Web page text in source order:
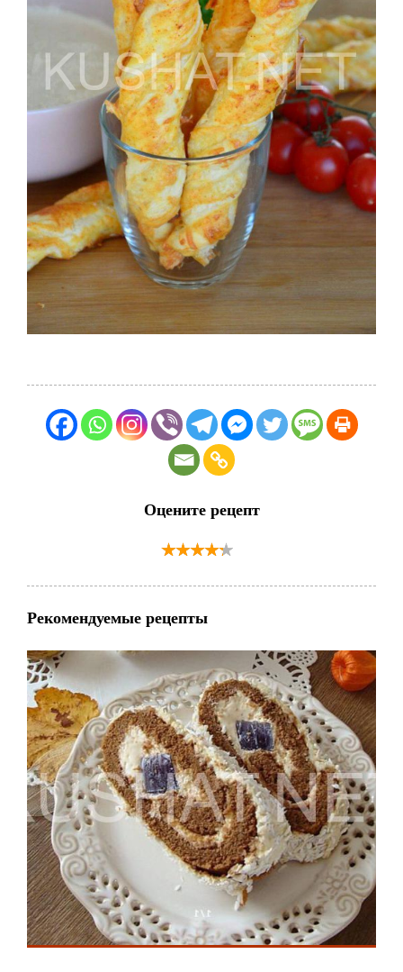
Оцените рецепт
Рекомендуемые рецепты